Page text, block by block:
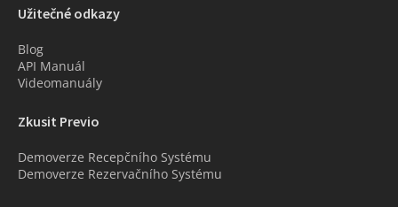
Užitečné odkazy
Blog
API Manuál
Videomanuály
Zkusit Previo
Demoverze Recepčního Systému
Demoverze Rezervačního Systému